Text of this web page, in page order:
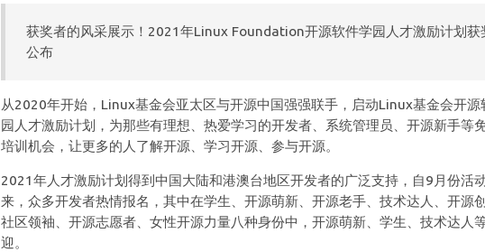
获奖者的风采展示！2021年Linux Foundation开源软件学园人才激励计划获
公布
从2020年开始，Linux基金会亚太区与开源中国强强联手，启动Linux基金会开源
园人才激励计划，为那些有理想、热爱学习的开发者、系统管理员、开源新手等
培训机会，让更多的人了解开源、学习开源、参与开源。
2021年人才激励计划得到中国大陆和港澳台地区开发者的广泛支持，自9月份活
来，众多开发者热情报名，其中在学生、开源萌新、开源老手、技术达人、开源创
社区领袖、开源志愿者、女性开源力量八种身份中，开源萌新、学生、技术达人
迎。